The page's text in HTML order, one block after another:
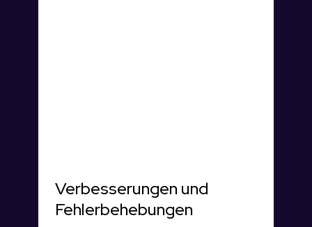
Verbesserungen und
Fehlerbehebungen